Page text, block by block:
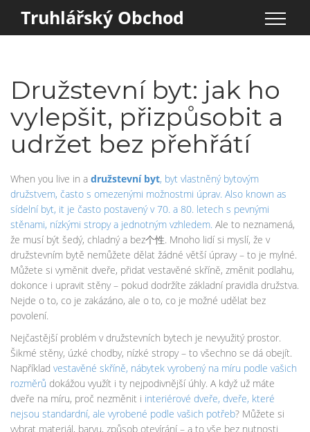
Truhlářský Obchod
Družstevní byt: jak ho
vylepšit, přizpůsobit a
udržet bez přehřátí
When you live in a družstevní byt, byt vlastněný bytovým
družstvem, často s omezenými možnostmi úprav. Also known as
sídelní byt, it je často postavený v 70. a 80. letech s pevnými
stěnami, nízkými stropy a jednotným vzhledem. Ale to neznamená,
že musí být šedý, chladný a bez个性. Mnoho lidí si myslí, že v
družstevním bytě nemůžete dělat žádné větší úpravy – to je mylné.
Můžete si vyměnit dveře, přidat vestavěné skříně, změnit podlahu,
dokonce i upravit stěny – pokud dodržíte základní pravidla družstva.
Nejde o to, co je zakázáno, ale o to, co je možné udělat bez
povolení.
Nejčastější problém v družstevních bytech je nevyužitý prostor.
Šikmé stěny, úzké chodby, nízké stropy – to všechno se dá obejít.
Například vestavěné skříně, nábytek vyrobený na míru podle vašich
rozměrů dokážou využít i ty nejpodivnější úhly. A když už máte
dveře na míru, proč nezměnit i interiérové dveře, dveře, které
nejsou standardní, ale vyrobené podle vašich potřeb? Můžete si
vybrat materiál, barvu, způsob otevírání – a to vše bez nutnosti